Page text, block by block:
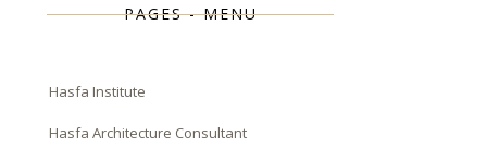
PAGES - MENU
Hasfa Institute
Hasfa Architecture Consultant